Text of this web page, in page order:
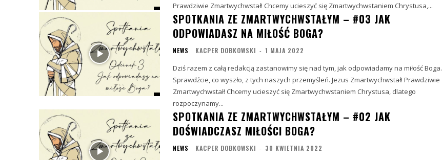
Prawdziwie Zmartwychwstał! Chcemy ucieszyć się Zmartwychwstaniem Chrystusa,...
SPOTKANIA ZE ZMARTWYCHWSTAŁYM – #03 JAK
ODPOWIADASZ NA MIŁOŚĆ BOGA?
NEWS KACPER DOBKOWSKI - 1 MAJA 2022
Dziś razem z całą redakcją zastanowimy się nad tym, jak odpowiadamy na miłość Boga.
Sprawdźcie, co wyszło, z tych naszych przemyśleń. Jezus Zmartwychwstał! Prawdziwie
Zmartwychwstał! Chcemy ucieszyć się Zmartwychwstaniem Chrystusa, dlatego
rozpoczynamy...
SPOTKANIA ZE ZMARTWYCHWSTAŁYM – #02 JAK
DOŚWIADCZASZ MIŁOŚCI BOGA?
NEWS KACPER DOBKOWSKI - 30 KWIETNIA 2022